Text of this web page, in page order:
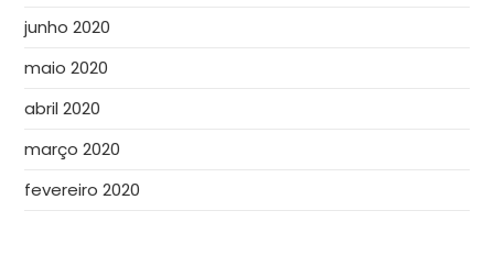
junho 2020
maio 2020
abril 2020
março 2020
fevereiro 2020